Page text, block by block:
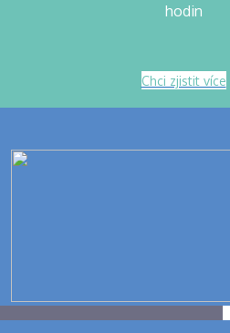
hodin
Chci zjistit více